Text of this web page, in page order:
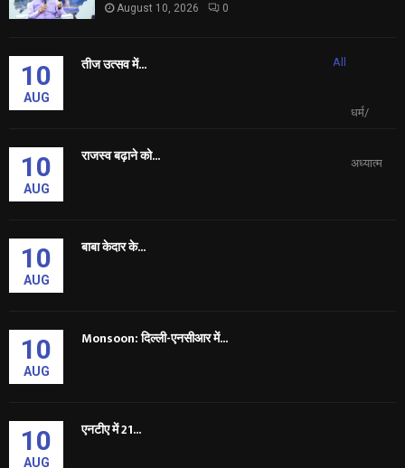
August 10, 2026 0
All
धर्म/
अध्यात्म
10
AUG
तीज उत्सव में...
10
AUG
राजस्व बढ़ाने को...
10
AUG
बाबा केदार के...
10
AUG
Monsoon: दिल्ली-एनसीआर में...
10
AUG
एनटीए में 21...